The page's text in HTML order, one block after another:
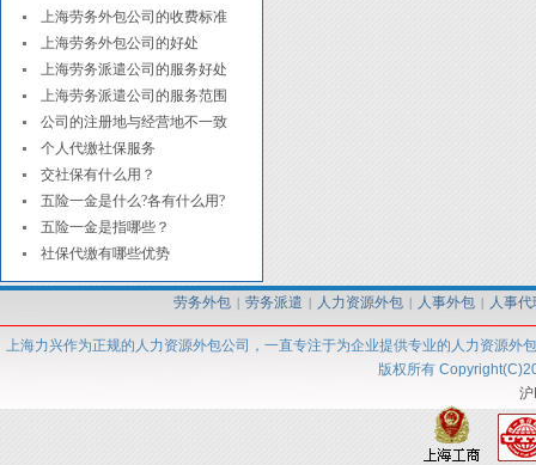
上海劳务外包公司的收费标准
上海劳务外包公司的好处
上海劳务派遣公司的服务好处
上海劳务派遣公司的服务范围
公司的注册地与经营地不一致
个人代缴社保服务
交社保有什么用？
五险一金是什么?各有什么用?
五险一金是指哪些？
社保代缴有哪些优势
劳务外包 | 劳务派遣 | 人力资源外包 | 人事外包 | 人事代
上海力兴作为正规的人力资源外包公司 ，一直专注于为企业提供专业的人力资源外包
版权所有